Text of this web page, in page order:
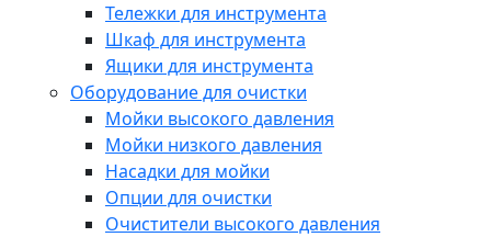
Тележки для инструмента
Шкаф для инструмента
Ящики для инструмента
Оборудование для очистки
Мойки высокого давления
Мойки низкого давления
Насадки для мойки
Опции для очистки
Очистители высокого давления